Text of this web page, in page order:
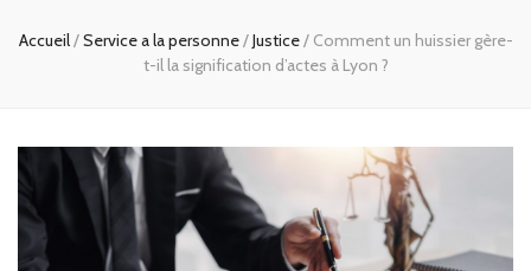
Accueil/Service a la personne/Justice/ Comment un huissier gère-
t-il la signification d’actes à Lyon ?